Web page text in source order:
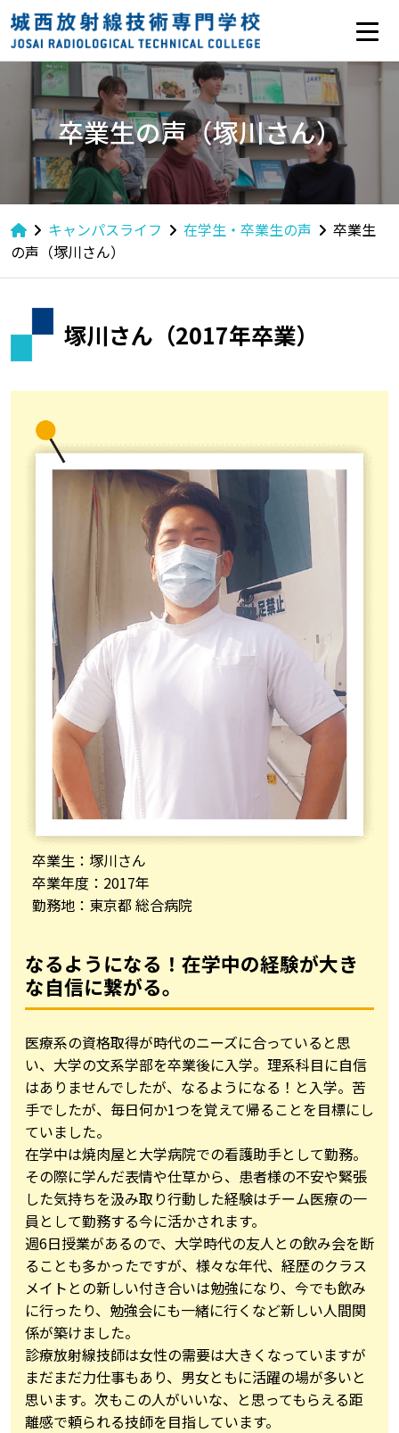
卒業生の声（塚川さん）
キャンパスライフ 在学生・卒業生の声
卒業生
の声（塚川さん）
塚川さん（2017年卒業）
卒業生：塚川さん
卒業年度：2017年
勤務地：東京都 総合病院
なるようになる！在学中の経験が大き
な自信に繋がる。
医療系の資格取得が時代のニーズに合っていると思
い、大学の文系学部を卒業後に入学。理系科目に自信
はありませんでしたが、なるようになる！と入学。苦
手でしたが、毎日何か1つを覚えて帰ることを目標にし
ていました。
在学中は焼肉屋と大学病院での看護助手として勤務。
その際に学んだ表情や仕草から、患者様の不安や緊張
した気持ちを汲み取り行動した経験はチーム医療の一
員として勤務する今に活かされます。
週6日授業があるので、大学時代の友人との飲み会を断
ることも多かったですが、様々な年代、経歴のクラス
メイトとの新しい付き合いは勉強になり、今でも飲み
に行ったり、勉強会にも一緒に行くなど新しい人間関
係が築けました。
診療放射線技師は女性の需要は大きくなっていますが
まだまだ力仕事もあり、男女ともに活躍の場が多いと
思います。次もこの人がいいな、と思ってもらえる距
離感で頼られる技師を目指しています。